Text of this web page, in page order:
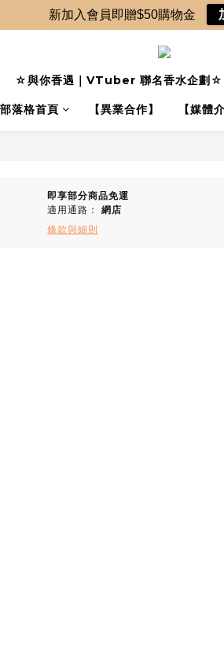
☆與你香遇｜VTuber 聯名香水企劃☆
部落格首頁 【異業合作】 【媒體
即享部分商品免運
適用通路： 網店
條款與細則
新加入會員即贈$50購物金